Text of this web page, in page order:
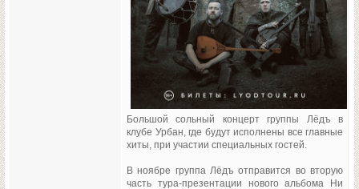
Большой сольный концерт группы Лёдъ в
клубе Урбан, где будут исполнены все главные
хиты, при участии специальных гостей.
В ноябре группа Лёдъ отправится во вторую
часть тура-презентации нового альбома Ни